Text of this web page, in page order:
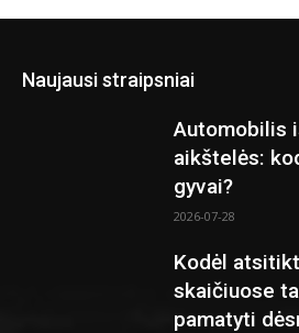
Naujausi straipsniai
Automobilis
aikštelės:
gyvai?
2026-07-28
Kodėl
skaičiuose
pamatyti